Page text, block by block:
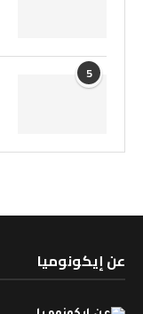
5
عن إيكونوميا